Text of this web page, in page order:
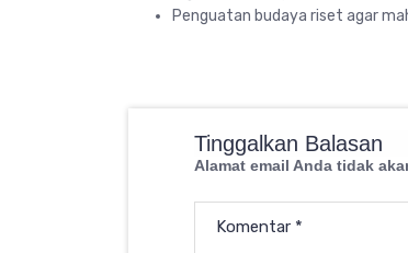
Penguatan budaya riset agar
Tinggalkan Balasan
Alamat email Anda tidak
Komentar *